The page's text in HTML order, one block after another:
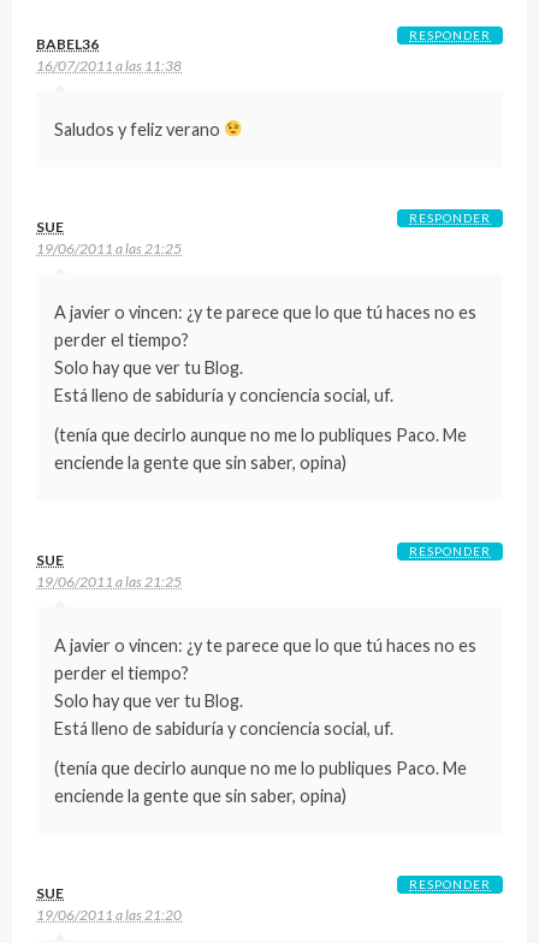
BABEL36
16/07/2011 a las 11:38
Saludos y feliz verano
RESPONDER
SUE
19/06/2011 a las 21:25
A javier o vincen: ¿y te parece que lo que tú haces no es
perder el tiempo?
Solo hay que ver tu Blog.
Está lleno de sabiduría y conciencia social, uf.
(tenía que decirlo aunque no me lo publiques Paco. Me
enciende la gente que sin saber, opina)
RESPONDER
SUE
19/06/2011 a las 21:25
A javier o vincen: ¿y te parece que lo que tú haces no es
perder el tiempo?
Solo hay que ver tu Blog.
Está lleno de sabiduría y conciencia social, uf.
(tenía que decirlo aunque no me lo publiques Paco. Me
enciende la gente que sin saber, opina)
RESPONDER
SUE
19/06/2011 a las 21:20
RESPONDER